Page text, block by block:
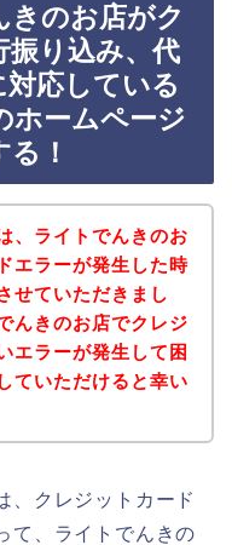
きのお店がク
振り込み、代
応している
ホームページ
！
、ライトでんきのお
エラーが発生した時
せていただきまし
んきのお店でクレジ
エラーが発生して困
ていただけると幸い
、クレジットカード
て、ライトでんきの